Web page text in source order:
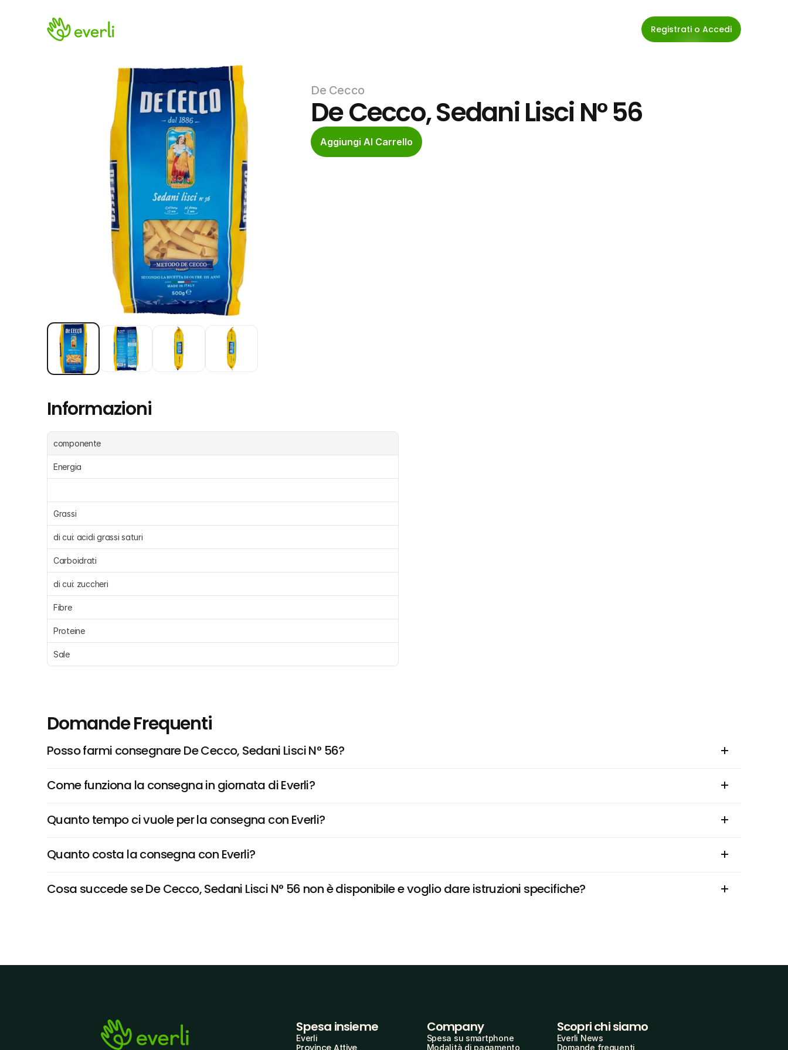
Registrati o Accedi
De Cecco
De Cecco, Sedani Lisci N° 56
Aggiungi Al Carrello
Informazioni
componente
Energia
Grassi
di cui: acidi grassi saturi
Carboidrati
di cui: zuccheri
Fibre
Proteine
Sale
Domande Frequenti
Posso farmi consegnare De Cecco, Sedani Lisci N° 56?
Come funziona la consegna in giornata di Everli?
Quanto tempo ci vuole per la consegna con Everli?
Quanto costa la consegna con Everli?
Cosa succede se De Cecco, Sedani Lisci N° 56 non è disponibile e voglio dare istruzioni specifiche?
Spesa insieme
Everli
Province Attive
Company
Spesa su smartphone
Modalità di pagamento
Scopri chi siamo
Everli News
Domande frequenti